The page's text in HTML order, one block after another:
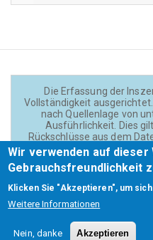
Die Erfassung der
Vollständigkeit
nach Quellenlage von
Ausführlichkeit. Dies
Rückschlüsse aus dem
Daten und Texte auf der
angegeben -
Footer
Wir verwenden auf dieser
Gebrauchsfreundlichkeit
Klicken Sie "Akzeptieren", um
Weitere Informationen
Nein, danke Akzeptieren